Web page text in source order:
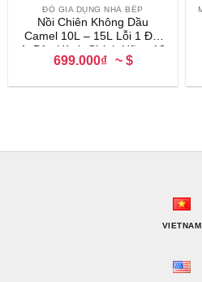
ĐỒ GIA DỤNG NHÀ BẾP
Nồi Chiên Không Dầu
Camel 10L – 15L Lỗi 1 Đổi
1, Bảo Hành Chính Hãng 12
Tháng
699.000₫ ~ $
VIETNAM